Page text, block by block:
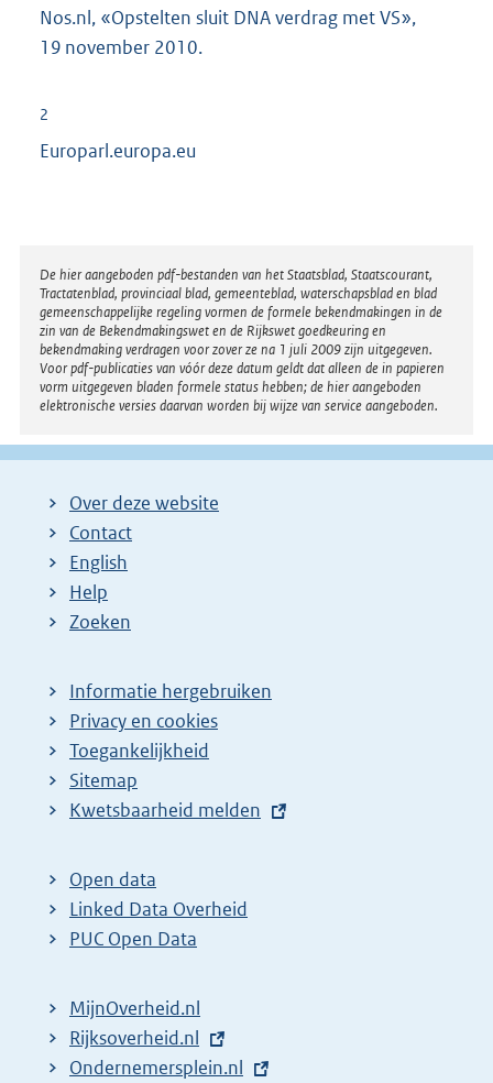
Nos.nl, «Opstelten sluit DNA verdrag met VS»,
19 november 2010.
2
Europarl.europa.eu
Disclaimer
De hier aangeboden pdf-bestanden van het Staatsblad, Staatscourant,
Tractatenblad, provinciaal blad, gemeenteblad, waterschapsblad en blad
gemeenschappelijke regeling vormen de formele bekendmakingen in de
zin van de Bekendmakingswet en de Rijkswet goedkeuring en
bekendmaking verdragen voor zover ze na 1 juli 2009 zijn uitgegeven.
Voor pdf-publicaties van vóór deze datum geldt dat alleen de in papieren
vorm uitgegeven bladen formele status hebben; de hier aangeboden
elektronische versies daarvan worden bij wijze van service aangeboden.
Over deze website
Contact
English
Help
Zoeken
Informatie hergebruiken
Privacy en cookies
Toegankelijkheid
Sitemap
E
t
e
r
l
i
n
Kwetsbaarheid melden
Open data
Linked Data Overheid
PUC Open Data
MijnOverheid.nl
E
x
Rijksoverheid.nl
E
Ondernemersplein.nl